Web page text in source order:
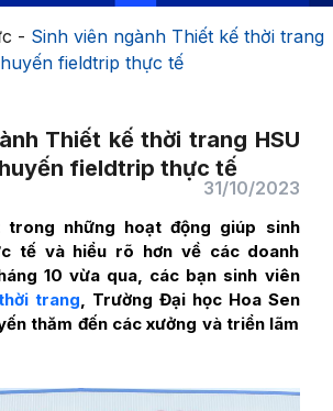
- Sinh viên ngành Thiết kế thời trang
fieldtrip thực tế
Thiết kế thời trang HSU
fieldtrip thực tế
31/10/2023
trong những hoạt động giúp sinh
tế và hiểu rõ hơn về các doanh
10 vừa qua, các bạn sinh viên
trang, Trường Đại học Hoa Sen
thăm đến các xưởng và triển lãm